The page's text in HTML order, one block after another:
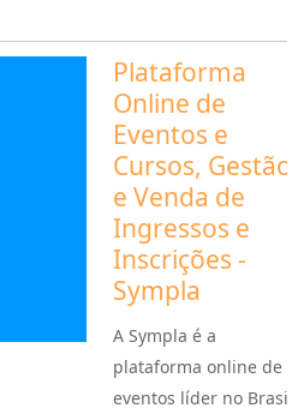
Plataforma
Online de
Eventos e
Cursos, Gestão
e Venda de
Ingressos e
Inscrições -
Sympla
A Sympla é a
plataforma online de
eventos líder no Brasil.